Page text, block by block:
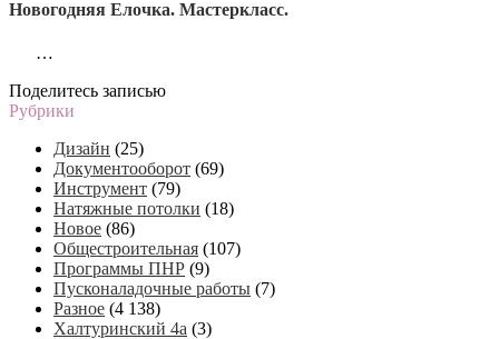
Новогодняя Елочка. Мастеркласс.
…
Поделитесь записью
Рубрики
Дизайн (25)
Документооборот (69)
Инструмент (79)
Натяжные потолки (18)
Новое (86)
Общестроительная (107)
Программы ПНР (9)
Пусконаладочные работы (7)
Разное (4 138)
Халтуринский 4а (3)